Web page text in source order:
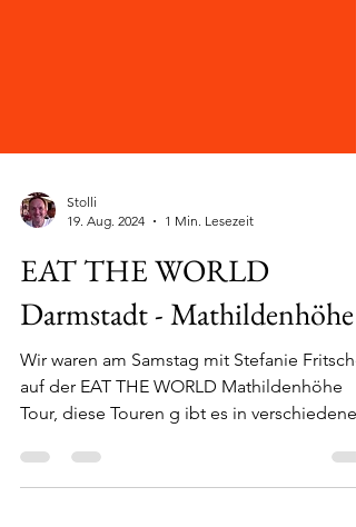
19. Aug. 2024
1 Min. Lesezeit
EAT THE WORLD
Darmstadt - Mathildenhöhe
Wir waren am Samstag mit Stefanie Fritsche
auf der EAT THE WORLD Mathildenhöhe
Tour, diese Touren g ibt es in verschiedenen
Ecken von...